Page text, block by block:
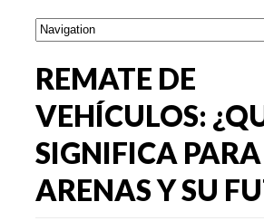
REMATE DE
VEHÍCULOS:
SIGNIFICA
ARENAS Y SU